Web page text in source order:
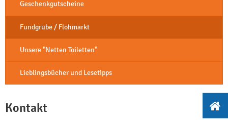
Geschenkgutscheine
Fundgrube / Flohmarkt
Unsere "Netten Toiletten"
Lieblingsbücher und Lesetipps
Kontakt